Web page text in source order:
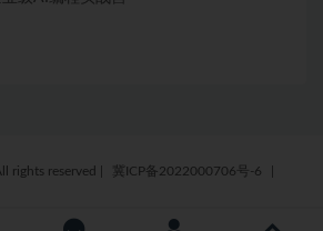
rights reserved 冀ICP备2022000706号-6